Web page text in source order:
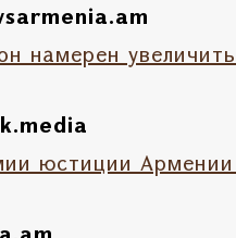
намерен
юстиции